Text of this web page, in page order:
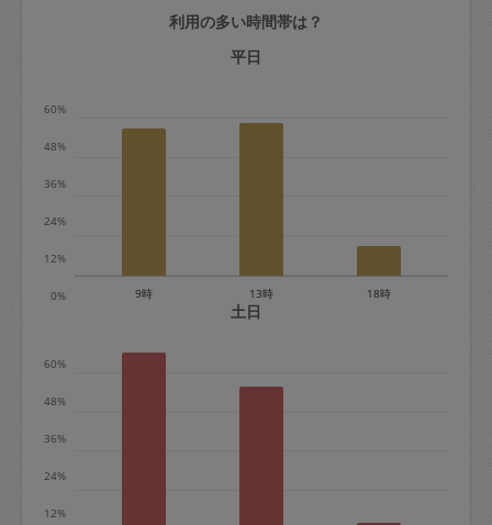
定期契約をキャンセルする場合、毎週定
期は月2回まで隔週定期は月1回までキャ
※キャンセル料金の設定について：
利用の多い時間帯は？
平日
0%
12%
24%
36%
48%
60%
9時 13時 18時
土日
12%
24%
36%
48%
60%